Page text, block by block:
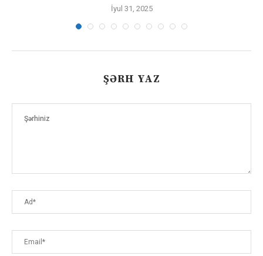
İyul 31, 2025
ŞƏRH YAZ